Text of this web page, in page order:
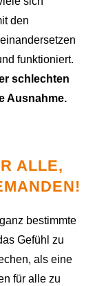
den
funktioniert.
schlechten
Ausnahme.
ALLE,
bestimmte
Gefühl zu
als eine
für alle zu